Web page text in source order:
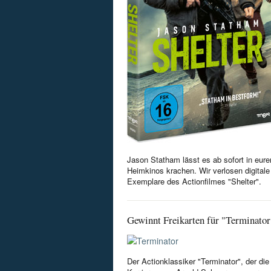
Jason Statham lässt es ab sofort in
Heimkinos krachen. Wir verlosen digitale
Exemplare des Actionfilmes "Shelter".
Gewinnt Freikarten für
Der Actionklassiker "Terminator", der die